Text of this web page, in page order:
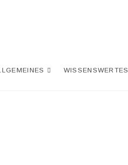
WISSENSWERTES